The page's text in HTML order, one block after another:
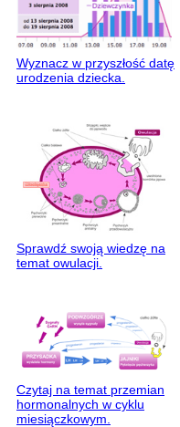
Wyznacz w przyszłość datę
urodzenia dziecka.
Sprawdź swoją wiedzę na
temat owulacji.
Czytaj na temat przemian
hormonalnych w cyklu
miesiączkowym.